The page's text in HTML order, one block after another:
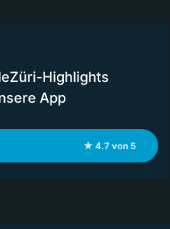
Highlights
App
★ 4.7 von 5